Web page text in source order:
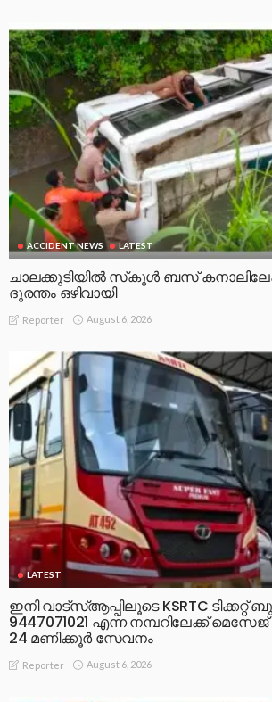
ACCIDENT NEWS LATEST
ചാലക്കുടിയിൽ സ്‌കൂൾ ബസ്
ദുരന്തം ഒഴിവായി
Reporter August 6, 2026
LATEST
ഇനി വാട്‌സ്ആപ്പിലൂടെ KSRTC ടിക്കറ്റ്
9447071021 എന്ന നമ്പറിലേക്ക്
24 മണിക്കൂർ സേവനം
Reporter August 6, 2026